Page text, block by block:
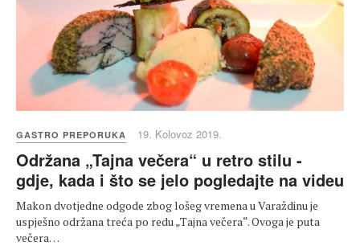
GASTRO PREPORUKA 19. Kolovoz 2019.
Održana „Tajna večera“ u retro stilu -
gdje, kada i što se jelo pogledajte na videu
Makon dvotjedne odgode zbog lošeg vremena u Varaždinu je
uspješno održana treća po redu „Tajna večera“. Ovoga je puta
večera…